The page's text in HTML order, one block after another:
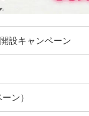
設キャンペーン
ン）